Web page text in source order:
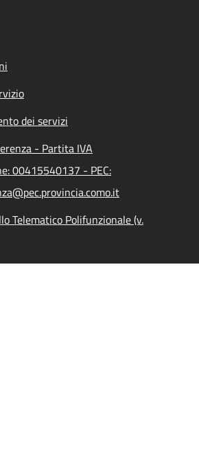
dei servizi
- Partita IVA
00415540137 - PEC:
Telematico Polifunzionale (v.